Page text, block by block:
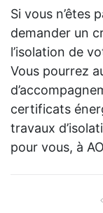
Si vous n’êtes
demander un
l’isolation de
Vous pourrez
certificats
travaux
pour vous, à